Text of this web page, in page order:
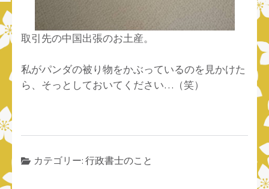
取引先の中国出張のお土産。
私がパンダの被り物をかぶっているのを見かけた
ら、そっとしておいてください…（笑）
カテゴリー: 行政書士のこと